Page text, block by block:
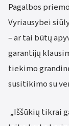
Pagalbos
Vyriausybei
– ar tai būtų
garantijų
tiekimo
susitikimo su
„Iššūkių tikrai